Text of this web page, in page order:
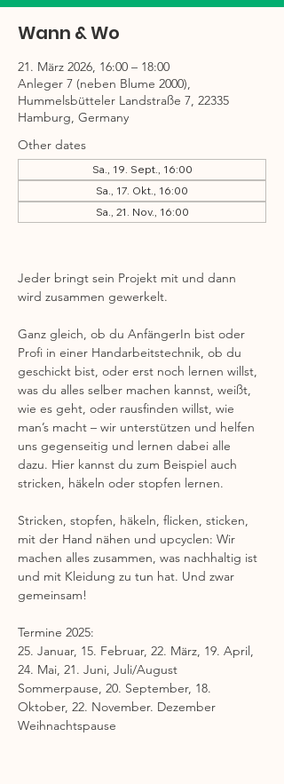
Wann & Wo
21. März 2026, 16:00 – 18:00
Anleger 7 (neben Blume 2000),
Hummelsbütteler Landstraße 7, 22335
Hamburg, Germany
Other dates
Sa., 19. Sept., 16:00
Sa., 17. Okt., 16:00
Sa., 21. Nov., 16:00
Jeder bringt sein Projekt mit und dann
wird zusammen gewerkelt.
Ganz gleich, ob du AnfängerIn bist oder
Profi in einer Handarbeitstechnik, ob du
geschickt bist, oder erst noch lernen willst,
was du alles selber machen kannst, weißt,
wie es geht, oder rausfinden willst, wie
man’s macht – wir unterstützen und helfen
uns gegenseitig und lernen dabei alle
dazu. Hier kannst du zum Beispiel auch
stricken, häkeln oder stopfen lernen.
Stricken, stopfen, häkeln, flicken, sticken,
mit der Hand nähen und upcyclen: Wir
machen alles zusammen, was nachhaltig ist
und mit Kleidung zu tun hat. Und zwar
gemeinsam!
Termine 2025:
25. Januar, 15. Februar, 22. März, 19. April,
24. Mai, 21. Juni, Juli/August
Sommerpause, 20. September, 18.
Oktober, 22. November. Dezember
Weihnachtspause